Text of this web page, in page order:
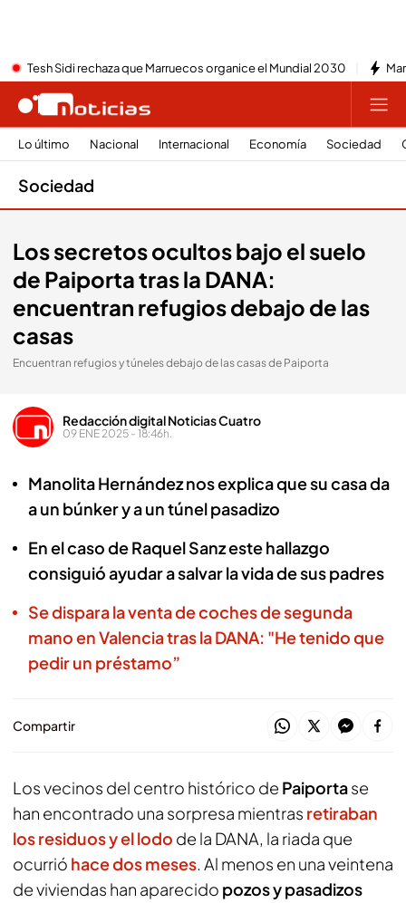
Tesh Sidi rechaza que Marruecos organice el Mundial 2030
Lo último Nacional Internacional Economía Sociedad
Sociedad
Los secretos ocultos bajo el suelo
de Paiporta tras la DANA:
encuentran refugios debajo de las
casas
Encuentran refugios y túneles debajo de las casas de Paiporta
Redacción digital Noticias Cuatro
09 ENE 2025 - 18:46h.
Manolita Hernández nos explica que su casa da
a un búnker y a un túnel pasadizo
En el caso de Raquel Sanz este hallazgo
consiguió ayudar a salvar la vida de sus padres
Se dispara la venta de coches de segunda
mano en Valencia tras la DANA: "He tenido que
pedir un préstamo”
Compartir
Los vecinos del centro histórico de Paiportase
han encontrado una sorpresa mientras retiraban
los residuos y el lodo de la DANA, la riada que
ocurrió hace dos meses. Al menos en una veintena
de viviendas han aparecido pozos y pasadizos